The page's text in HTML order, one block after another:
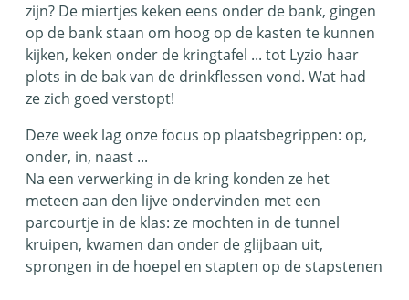
zijn? De miertjes keken eens onder de bank, gingen
op de bank staan om hoog op de kasten te kunnen
kijken, keken onder de kringtafel ... tot Lyzio haar
plots in de bak van de drinkflessen vond. Wat had
ze zich goed verstopt!
Deze week lag onze focus op plaatsbegrippen: op,
onder, in, naast ...
Na een verwerking in de kring konden ze het
meteen aan den lijve ondervinden met een
parcourtje in de klas: ze mochten in de tunnel
kruipen, kwamen dan onder de glijbaan uit,
sprongen in de hoepel en stapten op de stapstenen